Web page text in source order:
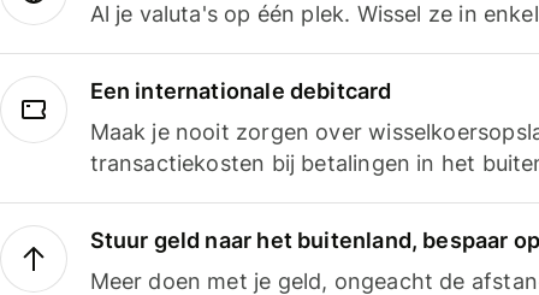
Al je valuta's op één plek. Wissel ze in
Een internationale debitcard
Maak je nooit zorgen over
transactiekosten bij betalingen in het
Stuur geld naar het buitenland, bespaar
Meer doen met je geld, ongeacht de